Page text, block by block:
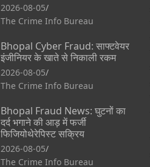
2026-08-05
The Crime Info Bureau
Bhopal Cyber Fraud: साफ्टवेयर
इंजीनियर के खाते से निकाली रकम
2026-08-05
The Crime Info Bureau
Bhopal Fraud News: घुटनों का
दर्द भगाने की आड़ में फर्जी
फिजियोथेरेपिस्ट सक्रिय
2026-08-05
The Crime Info Bureau